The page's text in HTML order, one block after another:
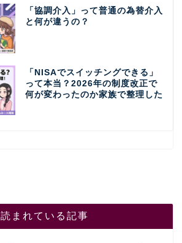
「協調介入」って普通の為替介入
と何が違うの？
「NISAでスイッチングできる」
って本当？2026年の制度改正で
何が変わったのか家族で整理した
読まれている記事